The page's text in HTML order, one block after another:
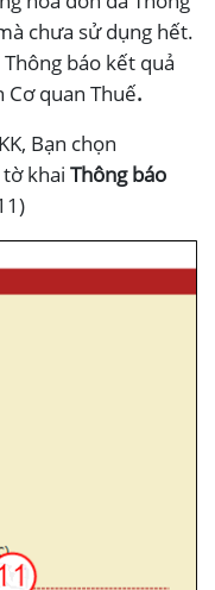
chưa sử dụng hết.
báo kết quả
Cơ quan Thuế.
Bạn chọn
khai Thông báo